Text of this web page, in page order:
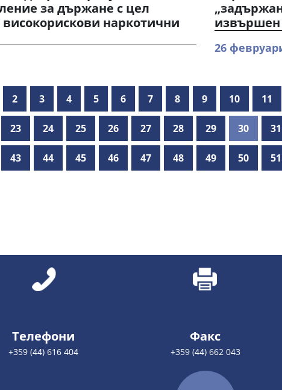
за държане с цел
наркотични
извършен
26
2 3 4 5 6 7 8 9 10 11
23 24 25 26 27 28 29 30 31
43 44 45 46 47 48 49 50 51
Телефони
+359 (44) 616 404
Факс
+359 (44) 662 043